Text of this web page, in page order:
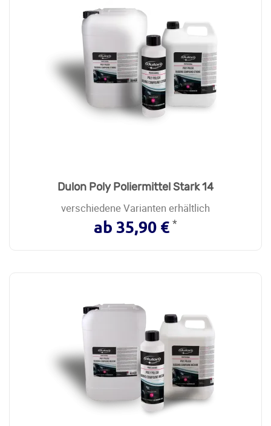
Dulon Poly Poliermittel Stark 14
verschiedene Varianten erhältlich
ab 35,90 € *